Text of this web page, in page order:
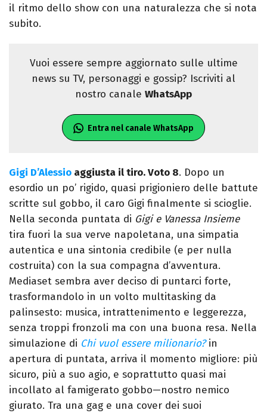
il ritmo dello show con una naturalezza che si nota
subito.
Vuoi essere sempre aggiornato sulle ultime
news su TV, personaggi e gossip? Iscriviti al
nostro canale WhatsApp
Entra nel canale WhatsApp
Gigi D’Alessio aggiusta il tiro. Voto 8. Dopo un
esordio un po’ rigido, quasi prigioniero delle battute
scritte sul gobbo, il caro Gigi finalmente si scioglie.
Nella seconda puntata di Gigi e Vanessa Insieme
tira fuori la sua verve napoletana, una simpatia
autentica e una sintonia credibile (e per nulla
costruita) con la sua compagna d’avventura.
Mediaset sembra aver deciso di puntarci forte,
trasformandolo in un volto multitasking da
palinsesto: musica, intrattenimento e leggerezza,
senza troppi fronzoli ma con una buona resa. Nella
simulazione di Chi vuol essere milionario?in
apertura di puntata, arriva il momento migliore: più
sicuro, più a suo agio, e soprattutto quasi mai
incollato al famigerato gobbo—nostro nemico
giurato. Tra una gag e una cover dei suoi